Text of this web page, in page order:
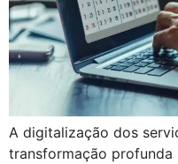
A digitalização dos
transformação